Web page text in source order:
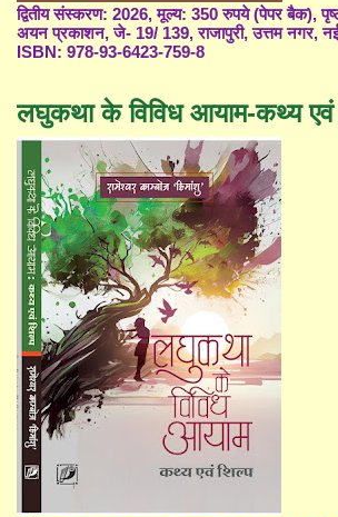
द्वितीय संस्करण: 2026, मूल्य: 350 रुपये (पेपर बैक),
अयन प्रकाशन, जे- 19/ 139, राजापुरी, उत्तम नगर,
ISBN: 978-93-6423-759-8
लघुकथा के विविध आयाम-कथ्य एवं